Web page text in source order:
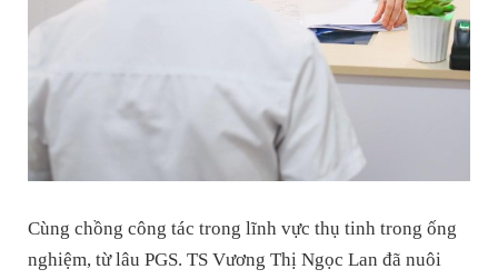
Cùng chồng công tác trong lĩnh vực thụ tinh trong ống
nghiệm, từ lâu PGS. TS Vương Thị Ngọc Lan đã nuôi